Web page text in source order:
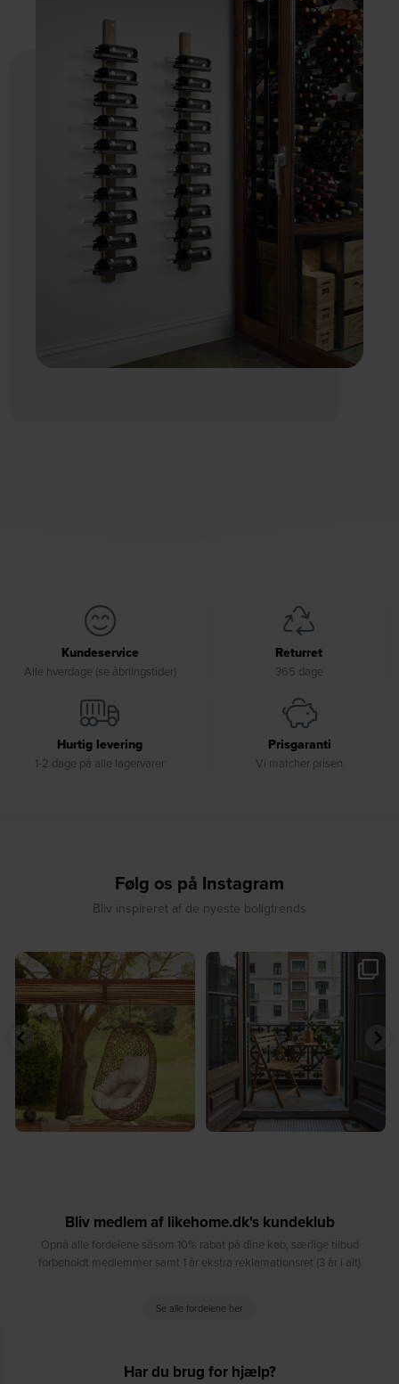
Kundeservice
Alle hverdage (se åbningstider)
Returret
365 dage
Hurtig levering
1-2 dage på alle lagervarer
Prisgaranti
Vi matcher prisen
Følg os på Instagram
Bliv inspireret af de nyeste boligtrends
☀️ Find dit yndlingssted denne
sommer⁠
7 0
🤍 Rå materialer møder tidløst design⁠
...
8 0
Bliv medlem af likehome.dk's kundeklub
Opnå alle fordelene såsom 10% rabat på dine køb, særlige tilbud
forbeholdt medlemmer samt 1 år ekstra reklamationsret (3 år i alt)
Se alle fordelene her
Har du brug for hjælp?